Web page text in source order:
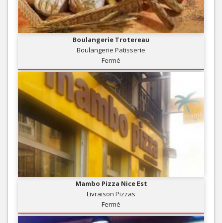
Boulangerie Trotereau
Boulangerie Patisserie
Fermé
Mambo Pizza Nice Est
Livraison Pizzas
Fermé